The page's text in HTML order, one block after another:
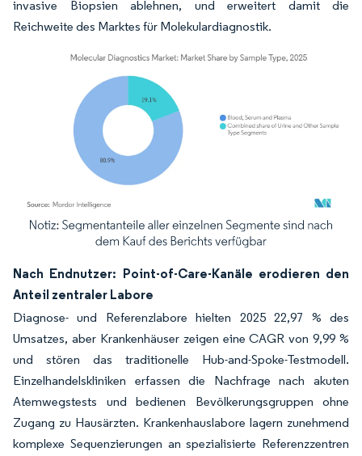
invasive Biopsien ablehnen, und erweitert damit die
Reichweite des Marktes für Molekulardiagnostik.
Bild © Mordor Intelligence. Wiederverwendung erfordert Namensnennung
Nach Endnutzer: Point-of-Care-Kanäle erodieren den
Anteil zentraler Labore
Diagnose- und Referenzlabore hielten 2025 22,97 % des
Umsatzes, aber Krankenhäuser zeigen eine CAGR von 9,99 %
und stören das traditionelle Hub-and-Spoke-Testmodell.
Einzelhandelskliniken erfassen die Nachfrage nach akuten
Atemwegstests und bedienen Bevölkerungsgruppen ohne
Zugang zu Hausärzten. Krankenhauslabore lagern zunehmend
komplexe Sequenzierungen an spezialisierte Referenzzentren